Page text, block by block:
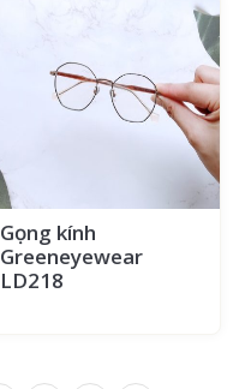
Gọng kính
Greeneyewear
LD218